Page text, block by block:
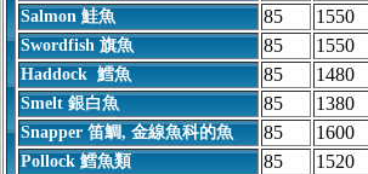
Salmon 鮭魚 85 1550
Swordfish 旗魚 85 1550
Haddock 鱈魚 85 1480
Smelt 銀白魚 85 1380
Snapper 笛鯛, 金線魚科的魚 85 1600
Pollock 鱈魚類 85 1520